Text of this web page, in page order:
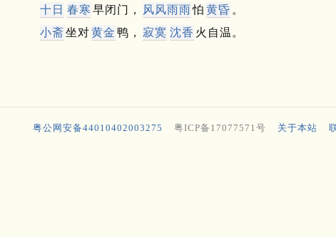
十日 春寒 早闭门， 风风雨雨怕 黄昏 。
小斋坐对黄金 鸭， 寂寞 沈香 火自温。
粤公网安备44010402003275 粤ICP备17077571号 关于本站